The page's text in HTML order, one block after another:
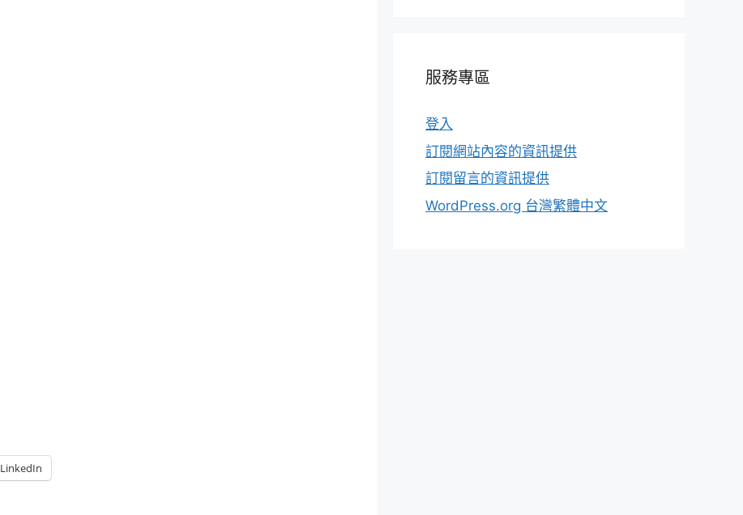
LinkedIn
服務專區
登入
訂閱網站內容的資訊提供
訂閱留言的資訊提供
WordPress.org 台灣繁體中文